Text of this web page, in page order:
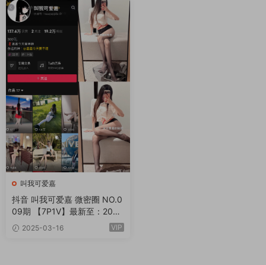
叫我可爱嘉
抖音 叫我可爱嘉 微密圈 NO.0
09期 【7P1V】最新至：202
5.3.19
2025-03-16 VIP